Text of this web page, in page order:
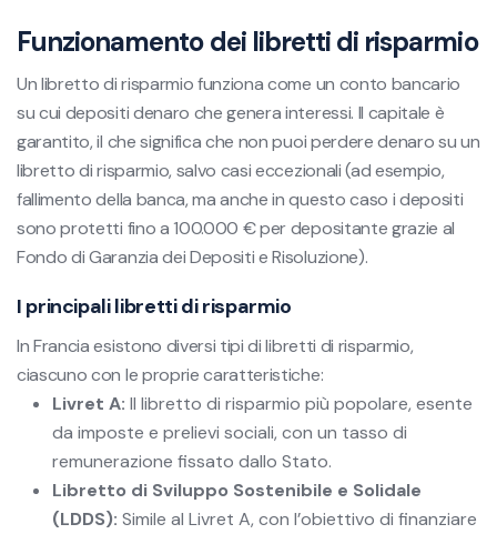
Funzionamento dei libretti di risparmio
Un libretto di risparmio funziona come un conto bancario
su cui depositi denaro che genera interessi. Il capitale è
garantito, il che significa che non puoi perdere denaro su un
libretto di risparmio, salvo casi eccezionali (ad esempio,
fallimento della banca, ma anche in questo caso i depositi
sono protetti fino a 100.000 € per depositante grazie al
Fondo di Garanzia dei Depositi e Risoluzione).
I principali libretti di risparmio
In Francia esistono diversi tipi di libretti di risparmio,
ciascuno con le proprie caratteristiche:
Livret A: Il libretto di risparmio più popolare, esente
da imposte e prelievi sociali, con un tasso di
remunerazione fissato dallo Stato.
Libretto di Sviluppo Sostenibile e Solidale
(LDDS): Simile al Livret A, con l’obiettivo di finanziare